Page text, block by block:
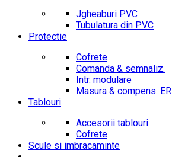
Jgheaburi PVC
Tubulatura din PVC
Protectie
Cofrete
Comanda & semnaliz.
Intr. modulare
Masura & compens. ER
Tablouri
Accesorii tablouri
Cofrete
Scule si imbracaminte